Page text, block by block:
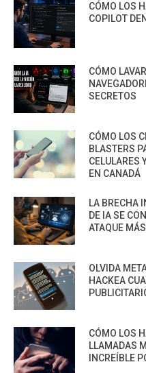
CÓMO LOS
COPILOT
CÓMO
SECRETOS
CÓMO LOS
BLASTERS
CELULARES
EN CANADÁ
LA BRECHA
DE IA SE
ATAQUE
OLVIDA
HACKEA
CÓMO LOS
LLAMADAS
INCREÍBLE